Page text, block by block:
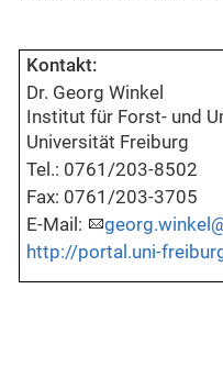
Kontakt:
Dr. Georg Winkel
Institut für Forst- und
Universität Freiburg
Tel.: 0761/203-8502
Fax: 0761/203-3705
E-Mail:
http://portal.uni-